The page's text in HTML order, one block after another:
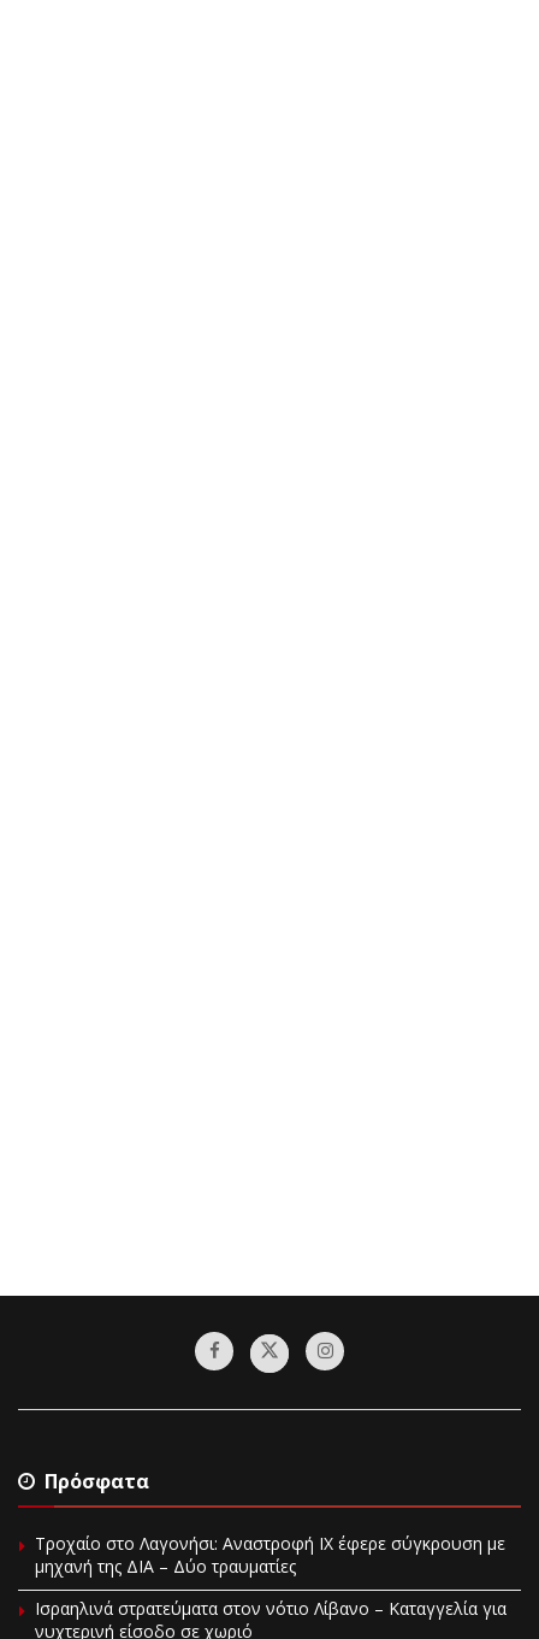
Πρόσφατα
Τροχαίο στο Λαγονήσι: Αναστροφή ΙΧ έφερε σύγκρουση με
μηχανή της ΔΙΑ – Δύο τραυματίες
Ισραηλινά στρατεύματα στον νότιο Λίβανο – Καταγγελία για
νυχτερινή είσοδο σε χωριό